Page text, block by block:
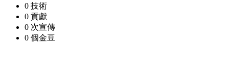
0 技術
0 貢獻
0 次宣傳
0 個金豆